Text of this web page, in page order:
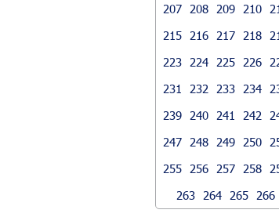
207
208 209 210
215
216 217 218
223
224 225 226
231
232 233 234
239
240 241 242
247
248 249 250
255
256 257 258
263
264 265 266